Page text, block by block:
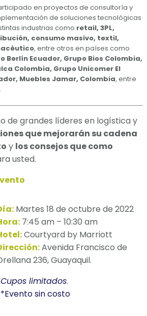
en proyectos de consultoría y
de soluciones tecnológicas
industrias como retail, 3PL,
consumo masivo, textil,
, entre otros en países como
Berlín Ecuador, Grupo Bios Colombia,
Colombia, Grupo Unicomer El
Muebles Jamar, Colombia, entre
de grandes líderes en logística y
que mejorarán su cadena
y los consejos que como
usted.
Martes 18 de octubre de 2022
7:45 am – 10:30 am
Courtyard by Marriott
Avenida Francisco de
236, Guayaquil.
limitados.
sin costo